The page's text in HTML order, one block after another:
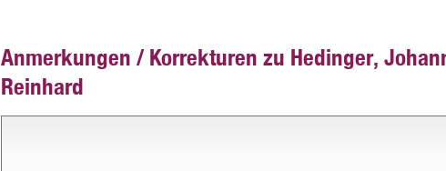
Anmerkungen / Korrekturen zu Hedinger,
Reinhard